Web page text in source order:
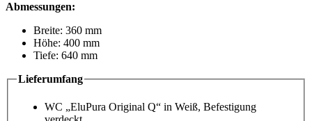
Abmessungen:
Breite: 360 mm
Höhe: 400 mm
Tiefe: 640 mm
Lieferumfang
WC „EluPura Original Q“ in Weiß, Befestigung